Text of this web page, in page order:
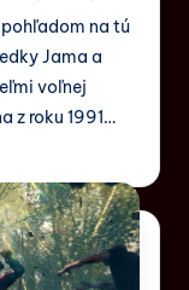
na tú
Jama a
voľnej
z roku 1991…